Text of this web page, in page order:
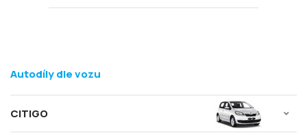
Autodíly dle vozu
CITIGO